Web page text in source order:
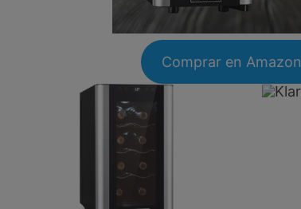
Comprar en Amazon